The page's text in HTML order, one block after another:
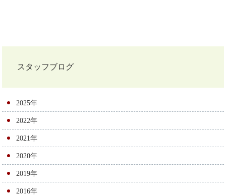
ナ
ビ
ゲ
ー
シ
ョ
ン
スタッフブログ
2025年
2022年
2021年
2020年
2019年
2016年